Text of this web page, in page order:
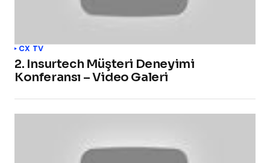
CX TV
2. Insurtech Müşteri Deneyimi
Konferansı – Video Galeri